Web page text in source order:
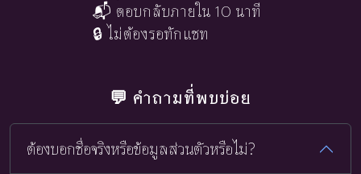
📬 ตอบกลับภายใน 10 นาที
🔒 ไม่ต้องรอทักแชท
💬 คำถามที่พบบ่อย
ต้องบอกชื่อจริงหรือข้อมูลส่วนตัวหรือไม่?